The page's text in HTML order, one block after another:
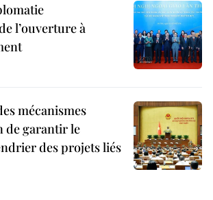
l’ouverture à
mécanismes
de garantir le
des projets liés